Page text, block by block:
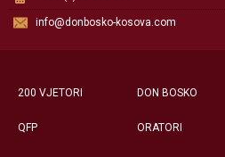
info@donbosko-kosova.com
200 VJETORI DON BOSKO
QFP ORATORI